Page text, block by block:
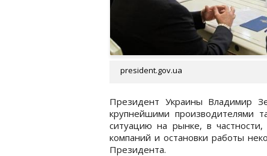
president.gov.ua
Президент Украины Владимир
крупнейшими производителями
ситуацию на рынке, в
компаний и остановки работы
Президента.